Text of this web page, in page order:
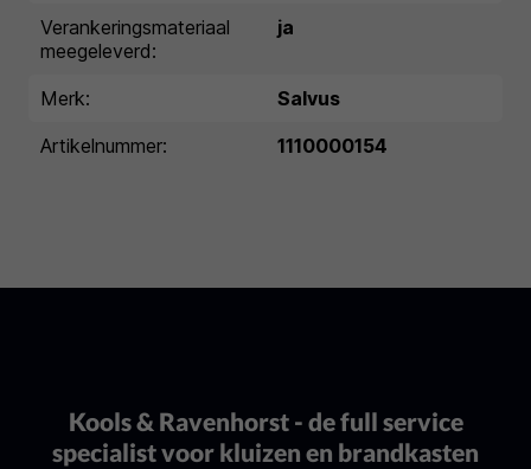
Verankeringsmateriaal
meegeleverd:
ja
Merk:
Salvus
Artikelnummer:
1110000154
Kools & Ravenhorst - de full service
specialist voor kluizen en brandkasten